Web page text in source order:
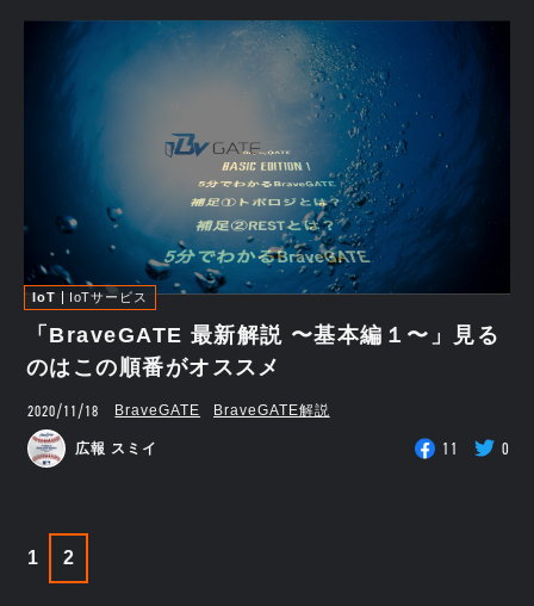
IoT IoTサービス
「BraveGATE 最新解説 〜基本編１〜」見る
のはこの順番がオススメ
2020/11/18 BraveGATE BraveGATE解説
広報 スミイ 11 0
1 2